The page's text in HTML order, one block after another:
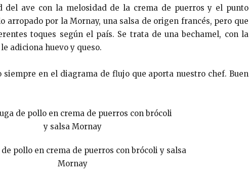
del ave con la melosidad de la crema de puerros y el punto
arropado por la Mornay, una salsa de origen francés, pero que
toques según el país. Se trata de una bechamel, con la
adiciona huevo y queso.
siempre en el diagrama de flujo que aporta nuestro chef. Buen